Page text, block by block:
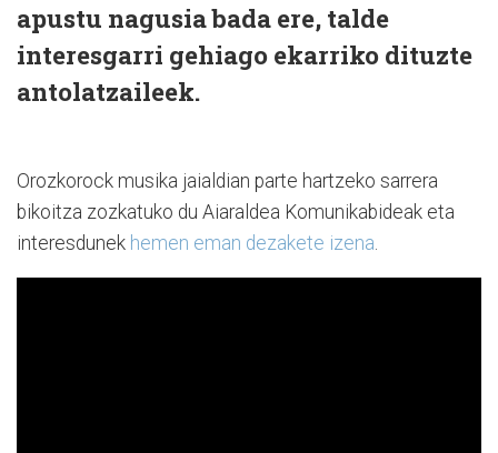
apustu nagusia bada ere, talde
interesgarri gehiago ekarriko dituzte
antolatzaileek.
Orozkorock musika jaialdian parte hartzeko sarrera
bikoitza zozkatuko du Aiaraldea Komunikabideak eta
interesdunek hemen eman dezakete izena